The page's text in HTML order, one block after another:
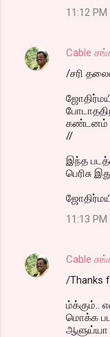
11:12 PM
Cable
/சரி
கண்டனம்
//
இந்த
பெரிசு
11:13 PM
Cable
/Thanks
ம்க்கும்..
மொக்க
ஆளுய்யா